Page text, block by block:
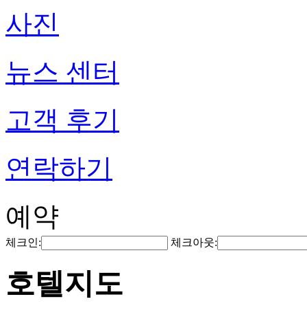
사진
뉴스 센터
고객 후기
연락하기
예약
체크인: 체크아웃:
호텔지도